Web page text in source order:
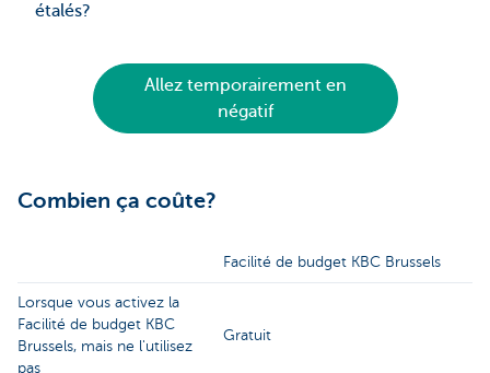
étalés?
Allez temporairement en
négatif
Combien ça coûte?
Facilité de budget KBC Brussels
Lorsque vous activez la
Facilité de budget KBC
Brussels, mais ne l'utilisez
pas
Gratuit